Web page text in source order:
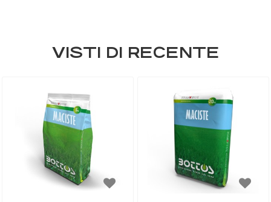
VISTI DI RECENTE